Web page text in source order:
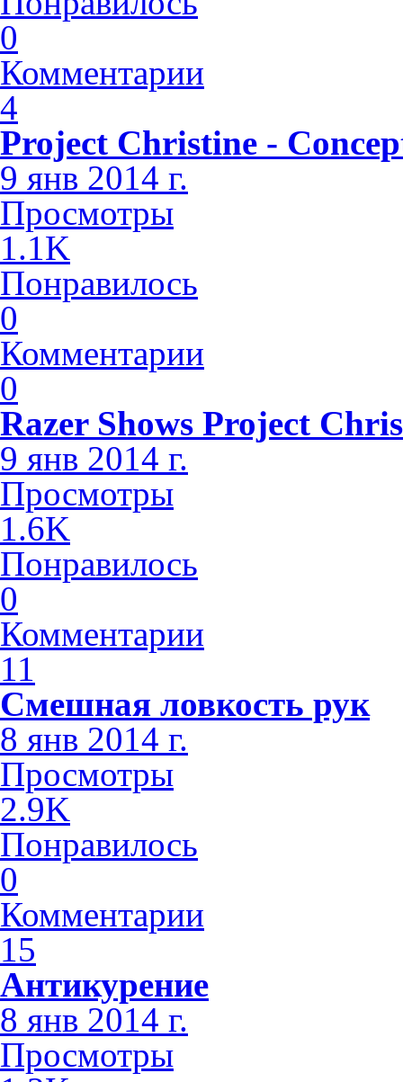
0
Комментарии
4
Project Christine -
9 янв 2014 г.
Просмотры
1.1K
Понравилось
0
Комментарии
0
Razer Shows Project
9 янв 2014 г.
Просмотры
1.6K
Понравилось
0
Комментарии
11
Смешная ловкость рук
8 янв 2014 г.
Просмотры
2.9K
Понравилось
0
Комментарии
15
Антикурение
8 янв 2014 г.
Просмотры